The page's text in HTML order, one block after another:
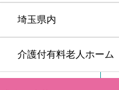
埼玉県内
介護付有料老人ホーム